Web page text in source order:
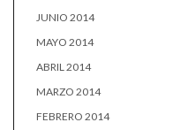
JUNIO 2014
MAYO 2014
ABRIL 2014
MARZO 2014
FEBRERO 2014